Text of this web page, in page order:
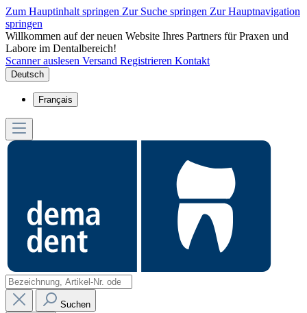
Zum Hauptinhalt springen Zur Suche springen Zur Hauptnavigation
springen
Willkommen auf der neuen Website Ihres Partners für Praxen und
Labore im Dentalbereich!
Scanner auslesen Versand Registrieren Kontakt
Deutsch
Français
Suchen